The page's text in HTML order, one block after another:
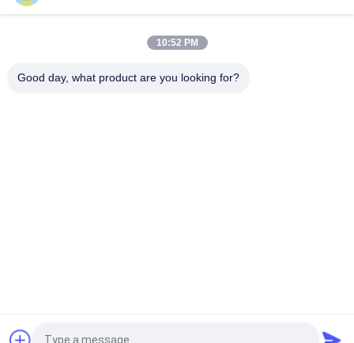
600 এর জন্য
T-600M/T-600R/680Pro,T-800M/T-800R/880Pro একই কভার ব্যবহার
10:52 PM
Good day, what product are you looking for?